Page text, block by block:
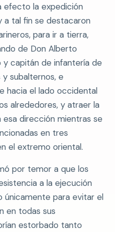
efecto la expedición
a tal fin se destacaron
para ir a tierra,
de Don Alberto
capitán de infantería de
subalternos, e
hacia el lado occidental
alrededores, y atraer la
dirección mientras se
en tres
el extremo oriental.
por temor a que los
a la ejecución
únicamente para evitar el
en todas sus
estorbado tanto